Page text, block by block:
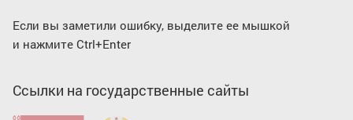
Если вы заметили ошибку, выделите ее мышкой
и нажмите Ctrl+Enter
Ссылки на государственные сайты